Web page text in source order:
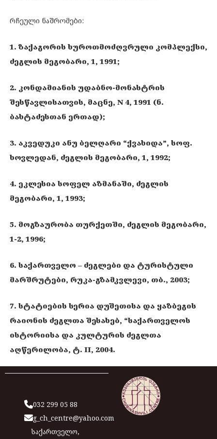
რჩეული ნაშრომები:
1. ზაქაგორის ხუროთმოძღვრული კომპლექსი,
ძეგლის მეგობარი, 1, 1991;
2. კონდამიანის უდაბნო-მონასტრის
შესწავლისათვის, მაცნე, N 4, 1991 (ნ.
ბახტაძესთან ერთად);
3. აკვედუკი ანუ ბელღარი “ქვახიდა”, სოფ.
ხოვლედან, ძეგლის მეგობარი, 1, 1992;
4. ეკლესია სოფელ აზმანაში, ძეგლის
მეგობარი, 1, 1993;
5. მოგზაურობა თურქეთში, ძეგლის მეგობარი,
1-2, 1996;
6. საქართველო – ძეგლები და ტურისტული
მარშრუტები, რუკა-გზამკვლევი, თბ., 2003;
7. სტატიების სერია დუშეთისა და ყაზბეგის
რაიონის ძეგლთა შესახებ, “საქართველოს
ისტორიისა და კულტურის ძეგლთა
აღწერილობა, ტ. II, 2004.
032 299 05 88
g_ch_centre@yahoo.com
საქართველო,